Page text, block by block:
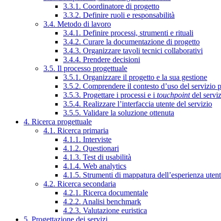
3.3.1. Coordinatore di progetto
3.3.2. Definire ruoli e responsabilità
3.4. Metodo di lavoro
3.4.1. Definire processi, strumenti e rituali
3.4.2. Curare la documentazione di progetto
3.4.3. Organizzare tavoli tecnici collaborativi
3.4.4. Prendere decisioni
3.5. Il processo progettuale
3.5.1. Organizzare il progetto e la sua gestione
3.5.2. Comprendere il contesto d’uso del servizio
3.5.3. Progettare i processi e i touchpointdel
3.5.4. Realizzare l’interfaccia utente del servizio
3.5.5. Validare la soluzione ottenuta
4. Ricerca progettuale
4.1. Ricerca primaria
4.1.1. Interviste
4.1.2. Questionari
4.1.3. Test di usabilità
4.1.4. Web analytics
4.1.5. Strumenti di mappatura dell’esperienza
4.2. Ricerca secondaria
4.2.1. Ricerca documentale
4.2.2. Analisi benchmark
4.2.3. Valutazione euristica
5. Progettazione dei servizi